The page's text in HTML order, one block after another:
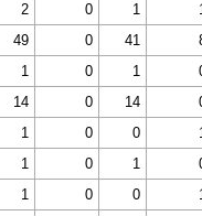
2 0 1
49 0 41
1 0 1
14 0 14
1 0 0
1 0 1
1 0 0